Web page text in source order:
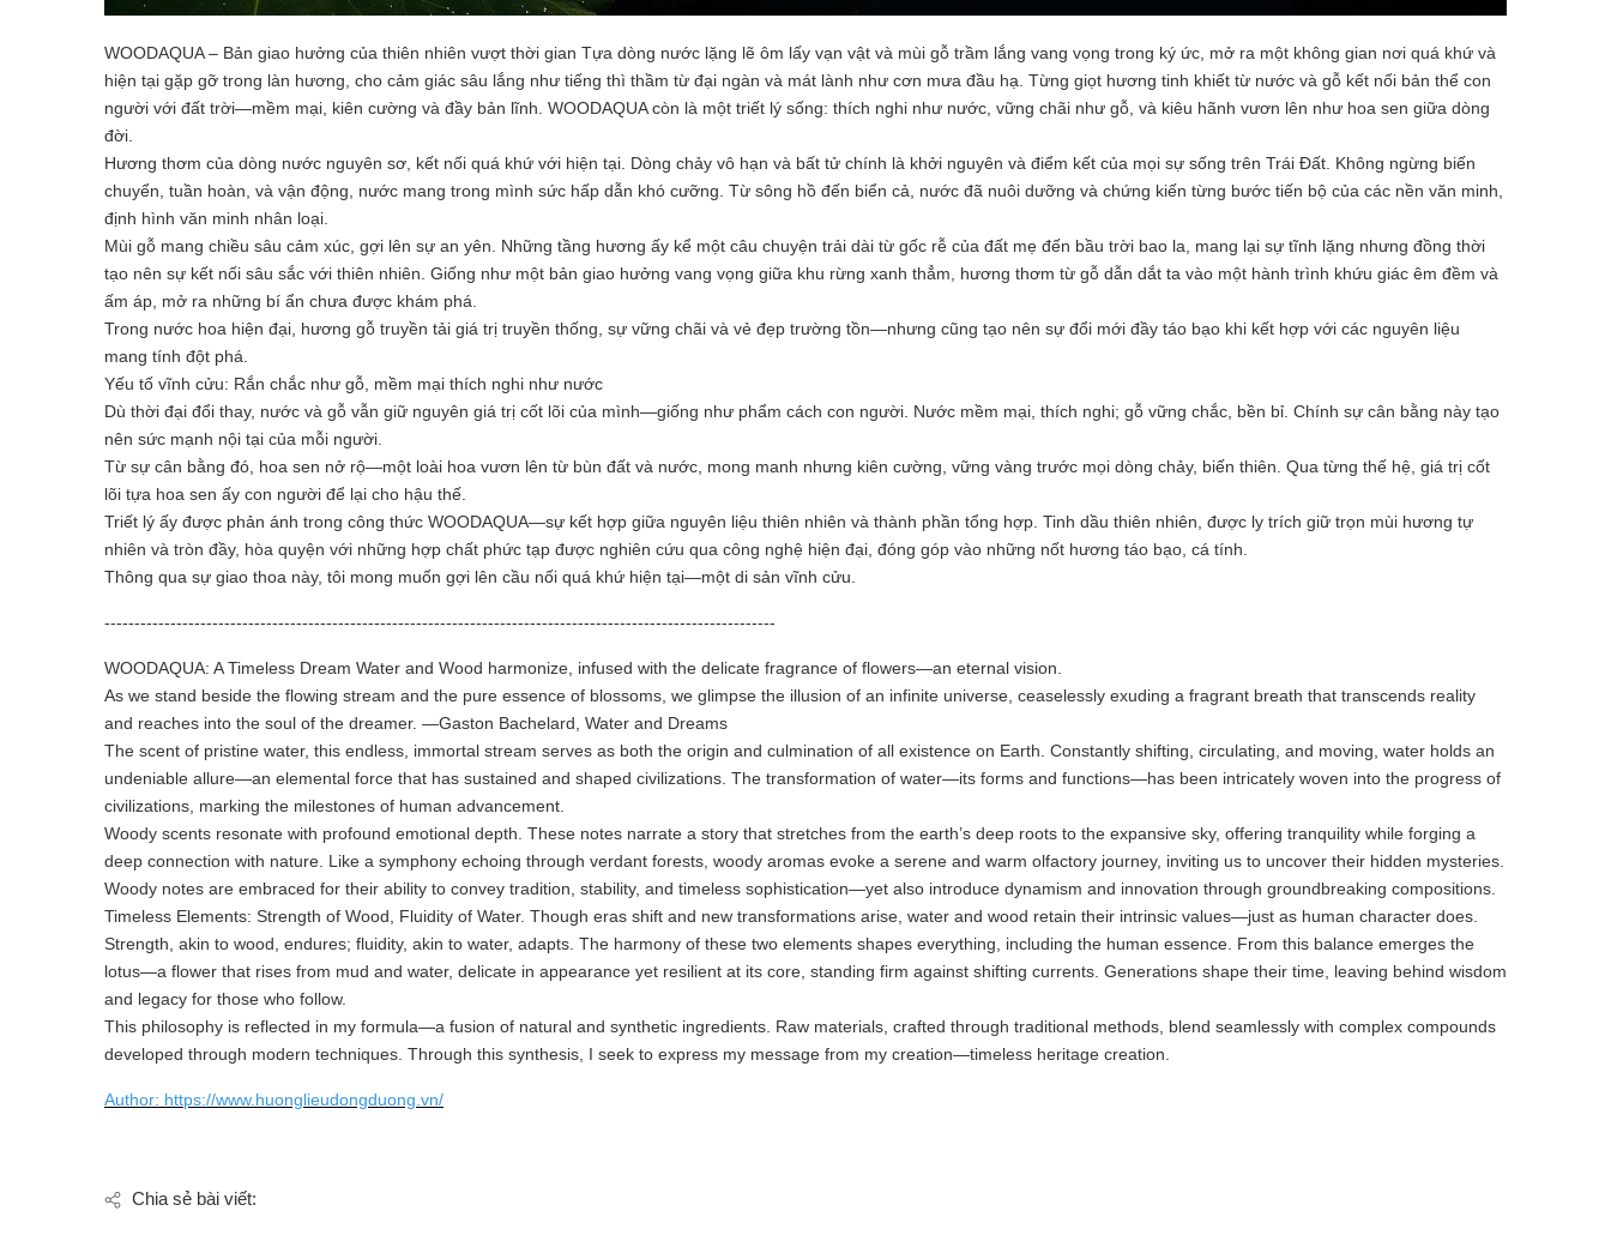
WOODAQUA – Bản giao hưởng của thiên nhiên vượt thời gian Tựa dòng nước lặng lẽ ôm lấy vạn vật và mùi gỗ trầm lắng vang vọng trong ký ức, mở ra một không gian nơi quá khứ và
hiện tại gặp gỡ trong làn hương, cho cảm giác sâu lắng như tiếng thì thầm từ đại ngàn và mát lành như cơn mưa đầu hạ. Từng giọt hương tinh khiết từ nước và gỗ kết nối bản thể con
người với đất trời—mềm mại, kiên cường và đầy bản lĩnh. WOODAQUA còn là một triết lý sống: thích nghi như nước, vững chãi như gỗ, và kiêu hãnh vươn lên như hoa sen giữa dòng
đời.
Hương thơm của dòng nước nguyên sơ, kết nối quá khứ với hiện tại. Dòng chảy vô hạn và bất tử chính là khởi nguyên và điểm kết của mọi sự sống trên Trái Đất. Không ngừng biến
chuyển, tuần hoàn, và vận động, nước mang trong mình sức hấp dẫn khó cưỡng. Từ sông hồ đến biển cả, nước đã nuôi dưỡng và chứng kiến từng bước tiến bộ của các nền văn minh,
định hình văn minh nhân loại.
Mùi gỗ mang chiều sâu cảm xúc, gợi lên sự an yên. Những tầng hương ấy kể một câu chuyện trải dài từ gốc rễ của đất mẹ đến bầu trời bao la, mang lại sự tĩnh lặng nhưng đồng thời
tạo nên sự kết nối sâu sắc với thiên nhiên. Giống như một bản giao hưởng vang vọng giữa khu rừng xanh thẳm, hương thơm từ gỗ dẫn dắt ta vào một hành trình khứu giác êm đềm và
ấm áp, mở ra những bí ẩn chưa được khám phá.
Trong nước hoa hiện đại, hương gỗ truyền tải giá trị truyền thống, sự vững chãi và vẻ đẹp trường tồn—nhưng cũng tạo nên sự đổi mới đầy táo bạo khi kết hợp với các nguyên liệu
mang tính đột phá.
Yếu tố vĩnh cửu: Rắn chắc như gỗ, mềm mại thích nghi như nước
Dù thời đại đổi thay, nước và gỗ vẫn giữ nguyên giá trị cốt lõi của mình—giống như phẩm cách con người. Nước mềm mại, thích nghi; gỗ vững chắc, bền bỉ. Chính sự cân bằng này tạo
nên sức mạnh nội tại của mỗi người.
Từ sự cân bằng đó, hoa sen nở rộ—một loài hoa vươn lên từ bùn đất và nước, mong manh nhưng kiên cường, vững vàng trước mọi dòng chảy, biến thiên. Qua từng thế hệ, giá trị cốt
lõi tựa hoa sen ấy con người để lại cho hậu thế.
Triết lý ấy được phản ánh trong công thức WOODAQUA—sự kết hợp giữa nguyên liệu thiên nhiên và thành phần tổng hợp. Tinh dầu thiên nhiên, được ly trích giữ trọn mùi hương tự
nhiên và tròn đầy, hòa quyện với những hợp chất phức tạp được nghiên cứu qua công nghệ hiện đại, đóng góp vào những nốt hương táo bạo, cá tính.
Thông qua sự giao thoa này, tôi mong muốn gợi lên cầu nối quá khứ hiện tại—một di sản vĩnh cửu.
----------------------------------------------------------------------------------------------------------------
WOODAQUA: A Timeless Dream Water and Wood harmonize, infused with the delicate fragrance of flowers—an eternal vision.
As we stand beside the flowing stream and the pure essence of blossoms, we glimpse the illusion of an infinite universe, ceaselessly exuding a fragrant breath that transcends reality
and reaches into the soul of the dreamer. —Gaston Bachelard, Water and Dreams
The scent of pristine water, this endless, immortal stream serves as both the origin and culmination of all existence on Earth. Constantly shifting, circulating, and moving, water holds an
undeniable allure—an elemental force that has sustained and shaped civilizations. The transformation of water—its forms and functions—has been intricately woven into the progress of
civilizations, marking the milestones of human advancement.
Woody scents resonate with profound emotional depth. These notes narrate a story that stretches from the earth’s deep roots to the expansive sky, offering tranquility while forging a
deep connection with nature. Like a symphony echoing through verdant forests, woody aromas evoke a serene and warm olfactory journey, inviting us to uncover their hidden mysteries.
Woody notes are embraced for their ability to convey tradition, stability, and timeless sophistication—yet also introduce dynamism and innovation through groundbreaking compositions.
Timeless Elements: Strength of Wood, Fluidity of Water. Though eras shift and new transformations arise, water and wood retain their intrinsic values—just as human character does.
Strength, akin to wood, endures; fluidity, akin to water, adapts. The harmony of these two elements shapes everything, including the human essence. From this balance emerges the
lotus—a flower that rises from mud and water, delicate in appearance yet resilient at its core, standing firm against shifting currents. Generations shape their time, leaving behind wisdom
and legacy for those who follow.
This philosophy is reflected in my formula—a fusion of natural and synthetic ingredients. Raw materials, crafted through traditional methods, blend seamlessly with complex compounds
developed through modern techniques. Through this synthesis, I seek to express my message from my creation—timeless heritage creation.
Author: https://www.huonglieudongduong.vn/
Chia sẻ bài viết: